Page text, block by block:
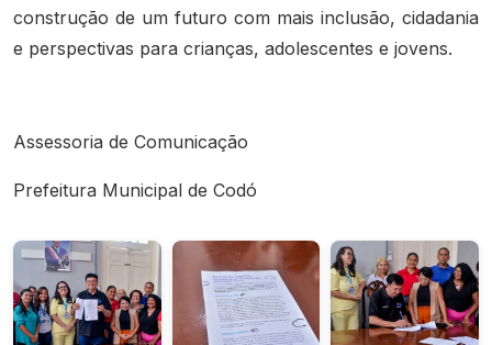
construção de um futuro com mais inclusão, cidadania
e perspectivas para crianças, adolescentes e jovens.
Assessoria de Comunicação
Prefeitura Municipal de Codó